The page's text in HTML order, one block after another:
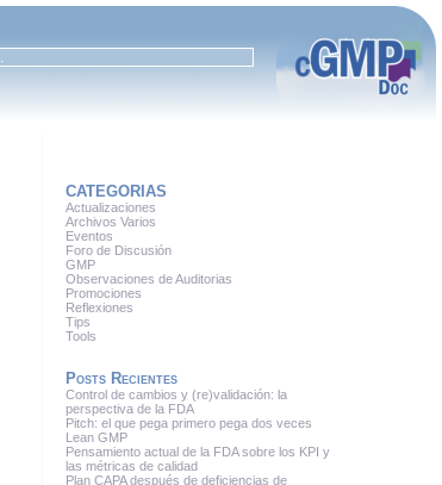
CATEGORIAS
Actualizaciones
Archivos Varios
Eventos
Foro de Discusión
GMP
Observaciones de Auditorias
Promociones
Reflexiones
Tips
Tools
Posts Recientes
Control de cambios y (re)validación: la
perspectiva de la FDA
Pitch: el que pega primero pega dos veces
Lean GMP
Pensamiento actual de la FDA sobre los KPI y
las métricas de calidad
Plan CAPA después de deficiencias de